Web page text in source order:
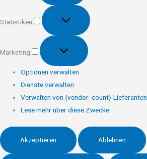
Statistiken
Statistiken
Marketing
Marketing
Optionen verwalten
Dienste verwalten
Verwalten von {vendor_count}-Lieferanten
Lese mehr über diese Zwecke
Akzeptieren Ablehnen